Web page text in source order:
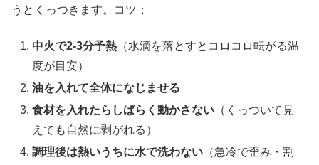
うとくっつきます。コツ：
中火で2-3分予熱 （水滴を落とすとコロコロ転がる温
度が目安）
油を入れて全体になじませる
食材を入れたらしばらく動かさない （くっついて見
えても自然に剥がれる）
調理後は熱いうちに水で洗わない （急冷で歪み・割